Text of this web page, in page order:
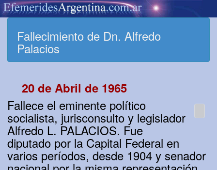
Fallecimiento de Dn. Alfredo
Palacios
20 de Abril de 1965
Fallece el eminente político
socialista, jurisconsulto y legislador
Alfredo L. PALACIOS. Fue
diputado por la Capital Federal en
varios períodos, desde 1904 y senador